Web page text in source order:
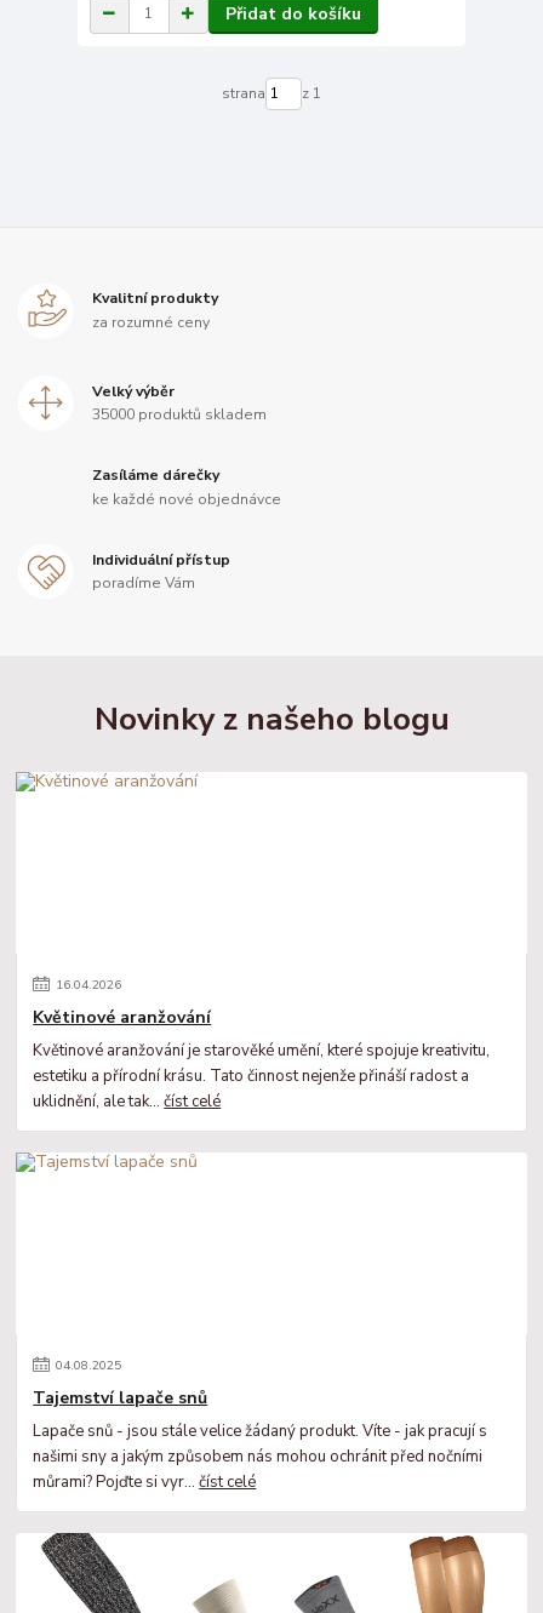
Přidat do košíku
strana z 1
Kvalitní produkty
za rozumné ceny
Velký výběr
35000 produktů skladem
Zasíláme dárečky
ke každé nové objednávce
Individuální přístup
poradíme Vám
Novinky z našeho blogu
16.04.2026
Květinové aranžování
Květinové aranžování je starověké umění, které spojuje kreativitu,
estetiku a přírodní krásu. Tato činnost nejenže přináší radost a
uklidnění, ale tak...číst celé
04.08.2025
Tajemství lapače snů
Lapače snů - jsou stále velice žádaný produkt. Víte - jak pracují s
našimi sny a jakým způsobem nás mohou ochránit před nočními
můrami? Pojďte si vyr...číst celé